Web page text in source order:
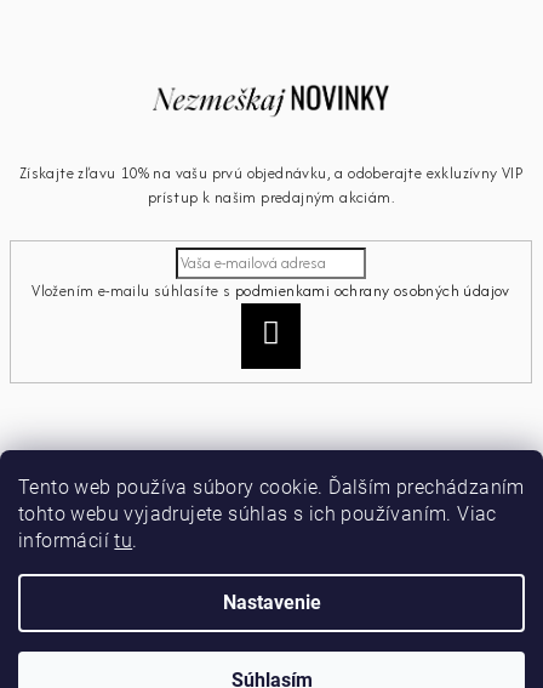
Tento web používa súbory cookie. Ďalším prechádzaním
tohto webu vyjadrujete súhlas s ich používaním. Viac
informáciítu.
Nastavenie
Súhlasím
Získajte zľavu 10% na vašu prvú objednávku, a odoberajte exkluzívny VIP
prístup k našim predajným akciám.
Vložením e-mailu súhlasíte s podmienkami ochrany osobných údajov
Ako nakupovať
Obchodné podmienky
Copyright 2026miamiacollection. Všetky práva vyhradené.